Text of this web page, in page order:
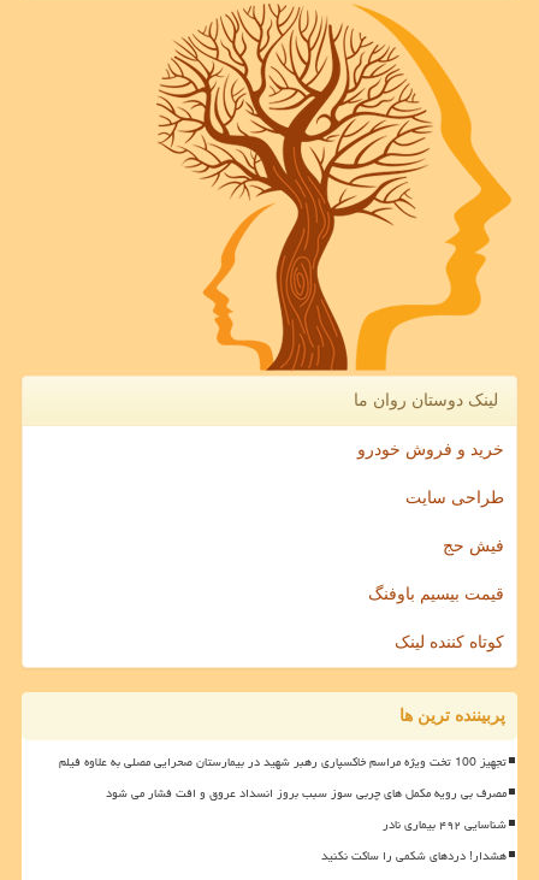
لینک دوستان روان ما
خرید و فروش خودرو
طراحی سایت
فیش حج
قیمت بیسیم باوفنگ
کوتاه کننده لینک
پربیننده ترین ها
تجهیز 100 تخت ویژه مراسم خاکسپاری رهبر شهید در بیمارستان صحرایی مصلی به علاوه فیلم
مصرف بی رویه مکمل های چربی سوز سبب بروز انسداد عروق و افت فشار می شود
شناسایی ۴۹۲ بیماری نادر
هشدار! دردهای شکمی را ساکت نکنید